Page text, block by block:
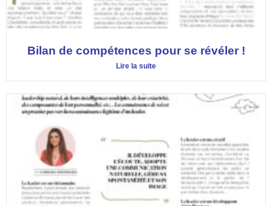
Bilan de compétences pour se révéler !
Lire la suite